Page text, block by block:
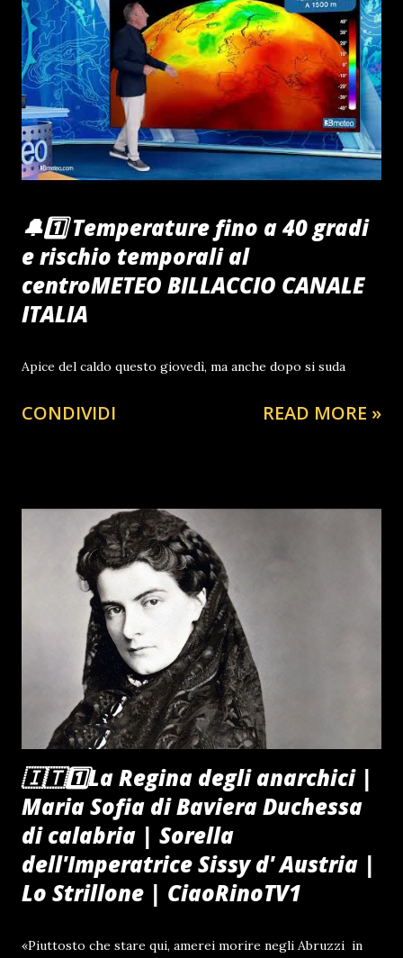
🔔1️⃣ Temperature fino a 40 gradi
e rischio temporali al
centroMETEO BILLACCIO CANALE
ITALIA
Apice del caldo questo giovedì, ma anche dopo si suda
CONDIVIDI READ MORE »
🇮🇹1️⃣La Regina degli anarchici |
Maria Sofia di Baviera Duchessa
di calabria | Sorella
dell'Imperatrice Sissy d' Austria |
Lo Strillone | CiaoRinoTV1
«Piuttosto che stare qui, amerei morire negli Abruzzi in